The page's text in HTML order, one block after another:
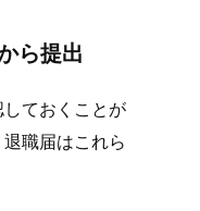
ら提出
ておくことが
職届はこれら